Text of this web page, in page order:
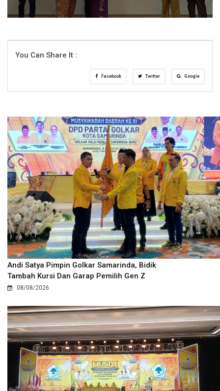
You Can Share It :
Facebook Twitter Google
Andi Satya Pimpin Golkar Samarinda, Bidik
Tambah Kursi Dan Garap Pemilih Gen Z
08/08/2026